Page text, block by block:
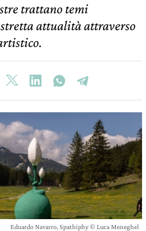
trattano temi
attualità attraverso
Eduardo Navarro, Spathiphy © Luca Meneghel